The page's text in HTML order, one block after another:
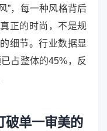
”，每一种风格背后
正的时尚，不是规
细节。行业数据显
占整体的45%，反
破单一审美的